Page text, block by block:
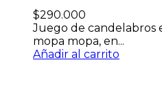
$290.000
Juego de candelabros
mopa mopa, en...
Añadir al carrito